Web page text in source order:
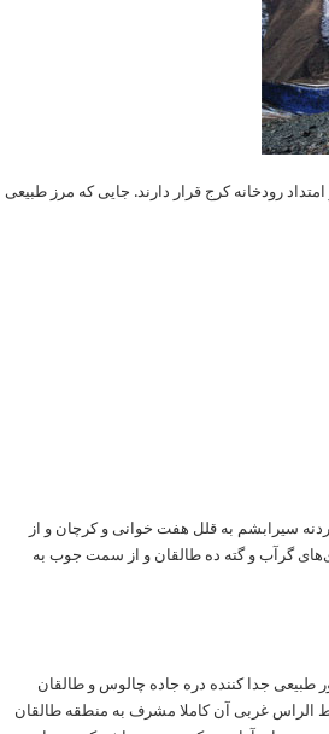
رودخانه کرج قرار دارند. جایی که مرز طبیعی
سیرابشم به قلل هفت خوانی و کرچان و از
گرآب و گته ده طالقان و از سمت جوب به
طبیعی جدا کننده دره جاده چالوس و طالقان
الراس غربی آن کاملا مشرف به منطقه طالقان